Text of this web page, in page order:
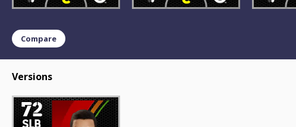
Compare
Versions
72
SLB